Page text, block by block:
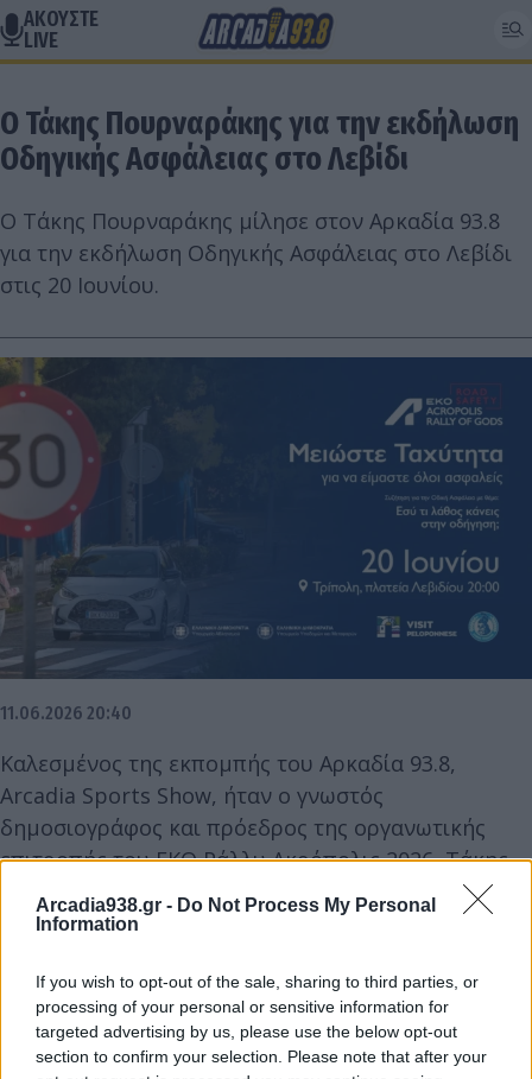
Arcadia938.gr - Do Not Process My Personal
Information
If you wish to opt-out of the sale, sharing to third parties, or
processing of your personal or sensitive information for
targeted advertising by us, please use the below opt-out
section to confirm your selection. Please note that after your
ΑΚΟΥΣΤΕ
LIVE
O Τάκης Πουρναράκης για την εκδήλωση
Οδηγικής Ασφάλειας στο Λεβίδι
Ο Τάκης Πουρναράκης μίλησε στον Αρκαδία 93.8
για την εκδήλωση Οδηγικής Ασφάλειας στο Λεβίδι
στις 20 Ιουνίου.
11.06.2026 20:40
Καλεσμένος της εκπομπής του Αρκαδία 93.8,
Arcadia Sports Show, ήταν ο γνωστός
δημοσιογράφος και πρόεδρος της οργανωτικής
επιτροπής του EKO Ράλλυ Ακρόπολις 2026, Τάκης
Πουρναράκης, ο οποίος αφού μίλησε για τη
διοργάνωση αναφέρθηκε στην εκδήλωση Οδηγικής
Αναλυτικά τα όσα είπε ο Τάκης Πουρναράκης στο
arcadiasports.gr